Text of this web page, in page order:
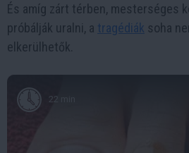
És amíg zárt térben, mesterséges
próbálják uralni, a tragédiák soha
elkerülhetők.
22 min